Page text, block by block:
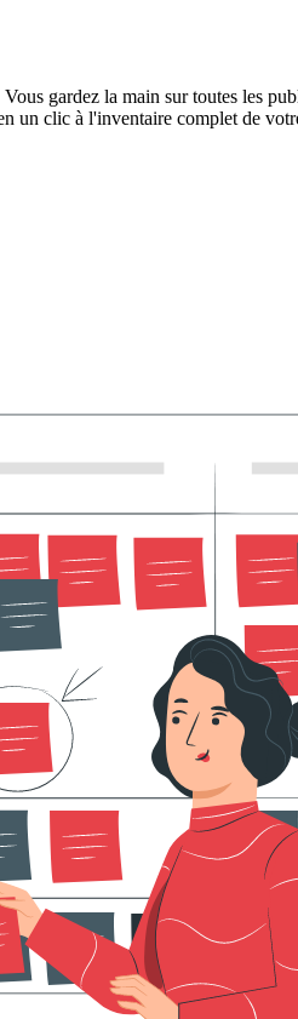
gardez la main sur toutes les
un clic à l'inventaire complet de